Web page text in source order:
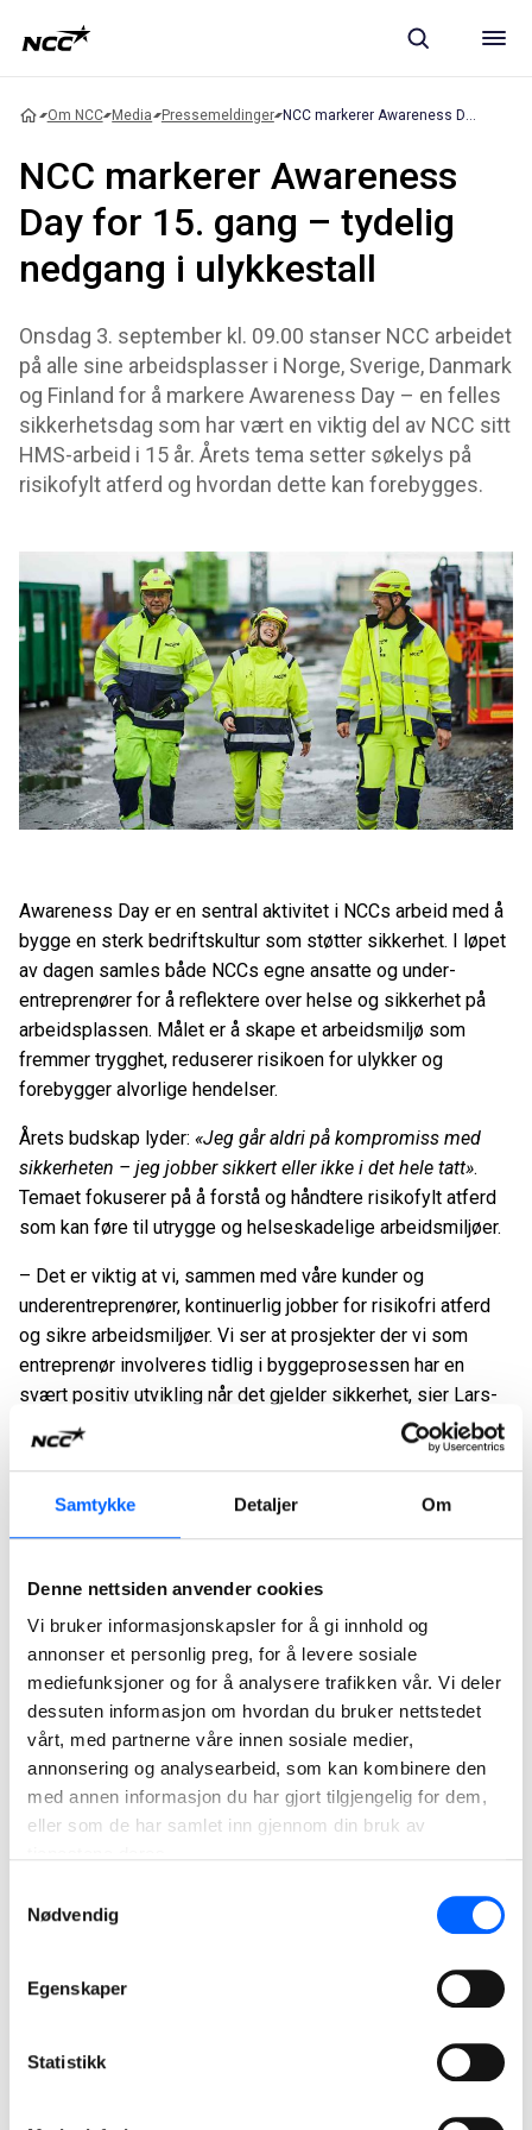
Samtykke Detaljer Om
Denne nettsiden anvender cookies
Vi bruker informasjonskapsler for å gi innhold og
annonser et personlig preg, for å levere sosiale
mediefunksjoner og for å analysere trafikken vår. Vi deler
dessuten informasjon om hvordan du bruker nettstedet
vårt, med partnerne våre innen sosiale medier,
annonsering og analysearbeid, som kan kombinere den
med annen informasjon du har gjort tilgjengelig for dem,
eller som de har samlet inn gjennom din bruk av
Nødvendig
Egenskaper
Statistikk
Om NCC Media Pressemeldinger
NCC markerer Awareness
Day for 15. gang – tydelig
nedgang i ulykkestall
Onsdag 3. september kl. 09.00 stanser NCC arbeidet
på alle sine arbeidsplasser i Norge, Sverige, Danmark
og Finland for å markere Awareness Day – en felles
sikkerhetsdag som har vært en viktig del av NCC sitt
HMS-arbeid i 15 år. Årets tema setter søkelys på
risikofylt atferd og hvordan dette kan forebygges.
Awareness Day er en sentral aktivitet i NCCs arbeid med å
bygge en sterk bedriftskultur som støtter sikkerhet. I løpet
av dagen samles både NCCs egne ansatte og under-
entreprenører for å reflektere over helse og sikkerhet på
arbeidsplassen. Målet er å skape et arbeidsmiljø som
fremmer trygghet, reduserer risikoen for ulykker og
forebygger alvorlige hendelser.
Årets budskap lyder: «Jeg går aldri på kompromiss med
sikkerheten – jeg jobber sikkert eller ikke i det hele tatt».
Temaet fokuserer på å forstå og håndtere risikofylt atferd
som kan føre til utrygge og helseskadelige arbeidsmiljøer.
– Det er viktig at vi, sammen med våre kunder og
underentreprenører, kontinuerlig jobber for risikofri atferd
og sikre arbeidsmiljøer. Vi ser at prosjekter der vi som
entreprenør involveres tidlig i byggeprosessen har en
svært positiv utvikling når det gjelder sikkerhet, sier Lars-
Gunnar Larsson, arbeidsmiljøsjef i NCC.
NCCs mål er å eliminere alvorlige hendelser og
dødsulykker på arbeidsplassene. I Norge har NCC siden
2018 målt antall arbeidsulykker med mer enn én dags
2020 har selskapet også måltalvorlige hendelser, og de
mest alvorlige har blitt redusert med nesten 40 prosent.
– Takket være vårt systematiske sikkerhetsarbeid og et
styrket samarbeid med kunder og underentreprenører, ser
vi en jevn forbedring i ulykkestallene år for år. Det er svært
gledelig, sier Larsson.
Awareness Day er en viktig påminnelse om at sikkerhet
ikke er et engangstiltak, men en kontinuerlig innsats – hver
Bildetekst:
Awareness Day
en felles sikkerhetsdag som har vært en
viktig del av NCC sitt HMS-arbeid i 15 år.
For ytterligere informasjon, kontakt:
Morten Larsen, HMS-sjef NCC Norge t. 91 57 80 62 e.